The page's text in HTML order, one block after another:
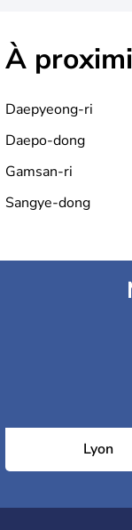
À
Daepyeong-ri
Daepo-dong
Gamsan-ri
Sangye-dong
Lyon